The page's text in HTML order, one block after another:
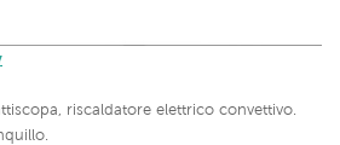
riscaldatore elettrico convettivo.